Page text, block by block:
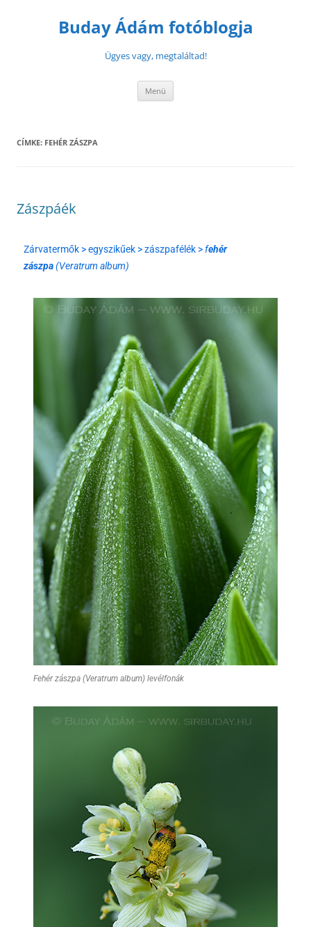
Buday Ádám fotóblogja
Ügyes vagy, megtaláltad!
Menü
CÍMKE: FEHÉR ZÁSZPA
Zászpáék
Zárvatermők > egyszikűek > zászpafélék >fehér
zászpa(Veratrum album)
Fehér zászpa (Veratrum album) levélfonák